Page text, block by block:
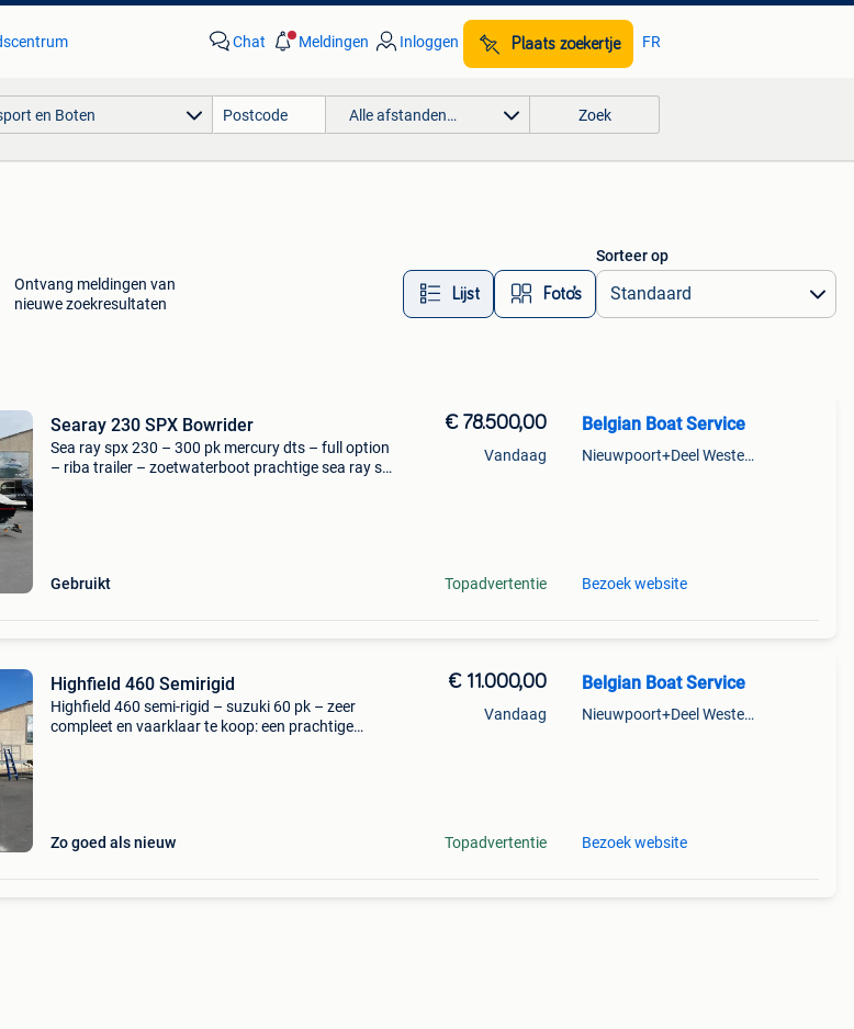
Chat Meldingen Inloggen Plaats zoekertje FR
en Boten Alle afstanden… Zoek
Ontvang meldingen van
nieuwe zoekresultaten
Lijst Foto’s
Sorteer op
Searay 230 SPX Bowrider
Sea ray spx 230 – 300 pk mercury dts – full option
– riba trailer – zoetwaterboot prachtige sea ray spx
Gebruikt
€ 78.500,00
Vandaag
Topadvertentie
Belgian Boat Service
Nieuwpoort+Deel Westende
Bezoek website
Highfield 460 Semirigid
Highfield 460 semi-rigid – suzuki 60 pk – zeer
compleet en vaarklaar te koop: een prachtige
Zo goed als nieuw
€ 11.000,00
Vandaag
Topadvertentie
Belgian Boat Service
Nieuwpoort+Deel Westende
Bezoek website